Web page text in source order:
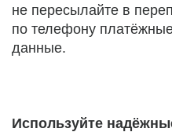
не пересылайте в
по телефону
данные.
Используйте